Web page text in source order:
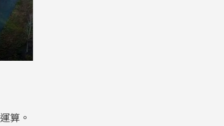
算。